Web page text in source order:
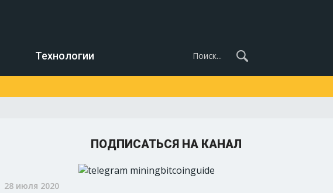
Технологии
28 июля 2020
ПОДПИСАТЬСЯ НА КАНАЛ